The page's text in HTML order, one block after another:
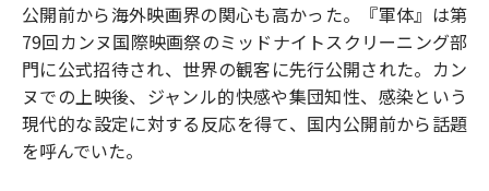
公開前から海外映画界の関心も高かった。『軍体』は第
79回カンヌ国際映画祭のミッドナイトスクリーニング部
門に公式招待され、世界の観客に先行公開された。カン
ヌでの上映後、ジャンル的快感や集団知性、感染という
現代的な設定に対する反応を得て、国内公開前から話題
を呼んでいた。